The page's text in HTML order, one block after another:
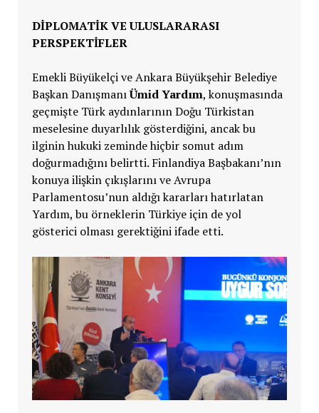
DIPLOMATIK VE ULUSLARARASI
PERSPEKTIFLER
Emekli Büyükelçi ve Ankara Büyükşehir Belediye
Başkan DanışmanıÜmid Yardım, konuşmasında
geçmişte Türk aydınlarının Doğu Türkistan
meselesine duyarlılık gösterdiğini, ancak bu
ilginin hukuki zeminde hiçbir somut adım
doğurmadığını belirtti. Finlandiya Başbakanı’nın
konuya ilişkin çıkışlarını ve Avrupa
Parlamentosu’nun aldığı kararları hatırlatan
Yardım, bu örneklerin Türkiye için de yol
gösterici olması gerektiğini ifade etti.